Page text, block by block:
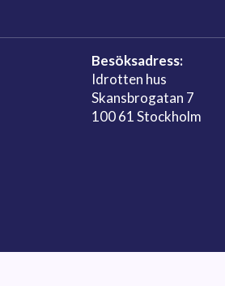
Besöksadress:
Idrotten hus
Skansbrogatan 7
100 61 Stockholm